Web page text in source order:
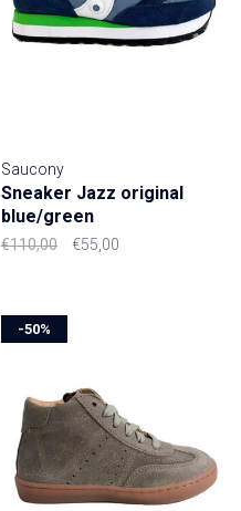
Saucony
Sneaker Jazz original
blue/green
€110,00 €55,00
-50%